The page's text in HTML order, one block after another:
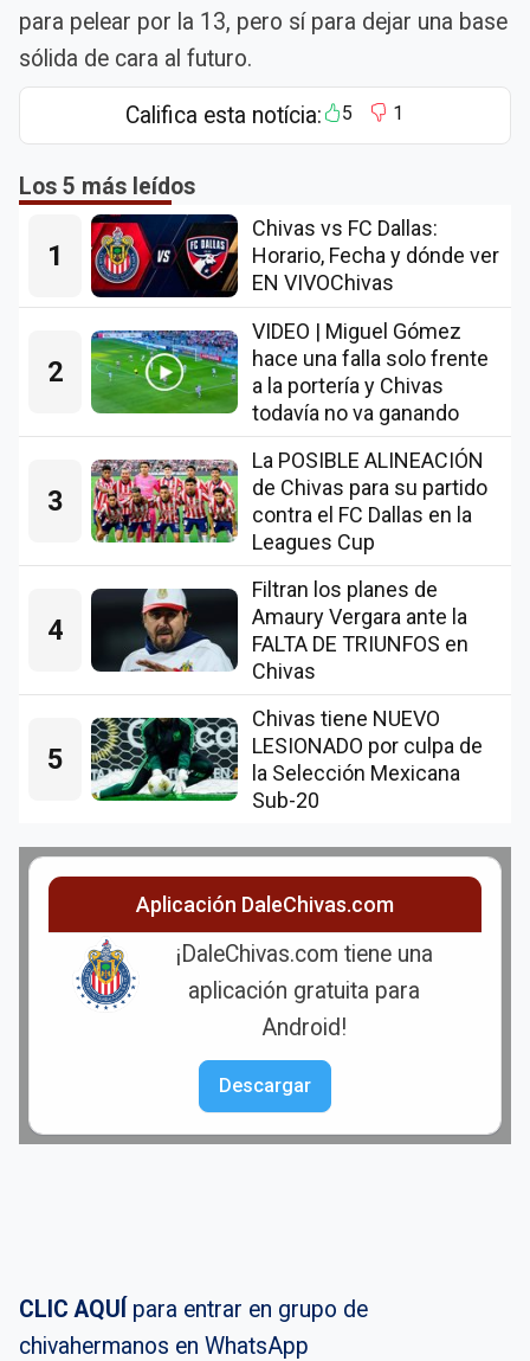
para pelear por la 13, pero sí para dejar una base
sólida de cara al futuro.
Califica esta notícia: 5 1
Los 5 más leídos
1
Chivas vs FC Dallas:
Horario, Fecha y dónde ver
EN VIVOChivas
2
VIDEO | Miguel Gómez
hace una falla solo frente
a la portería y Chivas
todavía no va ganando
3
La POSIBLE ALINEACIÓN
de Chivas para su partido
contra el FC Dallas en la
Leagues Cup
4
Filtran los planes de
Amaury Vergara ante la
FALTA DE TRIUNFOS en
Chivas
5
Chivas tiene NUEVO
LESIONADO por culpa de
la Selección Mexicana
Sub-20
Aplicación DaleChivas.com
¡DaleChivas.com tiene una
aplicación gratuita para
Android!
Descargar
CLIC AQUÍ para entrar en grupo de
chivahermanos en WhatsApp